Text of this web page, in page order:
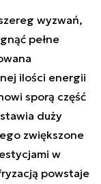
wyzwań,
pełne
ilości energii
sporą część
duży
zwiększone
w
powstaje